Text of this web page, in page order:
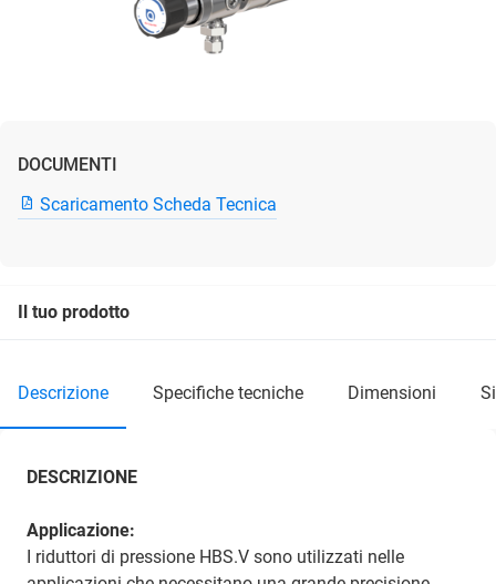
DOCUMENTI
Scaricamento Scheda Tecnica
Il tuo prodotto
descrizione specifiche tecniche dimensioni
DESCRIZIONE
Applicazione:
I riduttori di pressione HBS.V sono utilizzati nelle